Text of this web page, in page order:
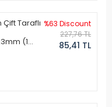
Taraflı
(1
%63 Discount
227,76 TL
85,41 TL